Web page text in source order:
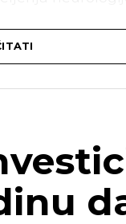
prije toga su